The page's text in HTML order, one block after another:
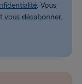
. Vous
vous désabonner.